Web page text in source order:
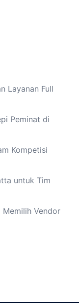
Layanan Full
Peminat di
Kompetisi
untuk Tim
Vendor